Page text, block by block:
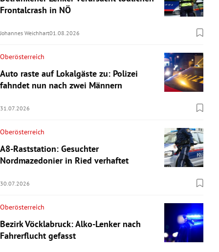
Frontalcrash in NÖ
Johannes Weichhart01.08.2026
Oberösterreich
Auto raste auf Lokalgäste zu: Polizei
fahndet nun nach zwei Männern
31.07.2026
Oberösterreich
A8-Raststation: Gesuchter
Nordmazedonier in Ried verhaftet
30.07.2026
Oberösterreich
Bezirk Vöcklabruck: Alko-Lenker nach
Fahrerflucht gefasst